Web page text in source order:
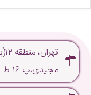
مجیدی،پ ۱۶ ط اول